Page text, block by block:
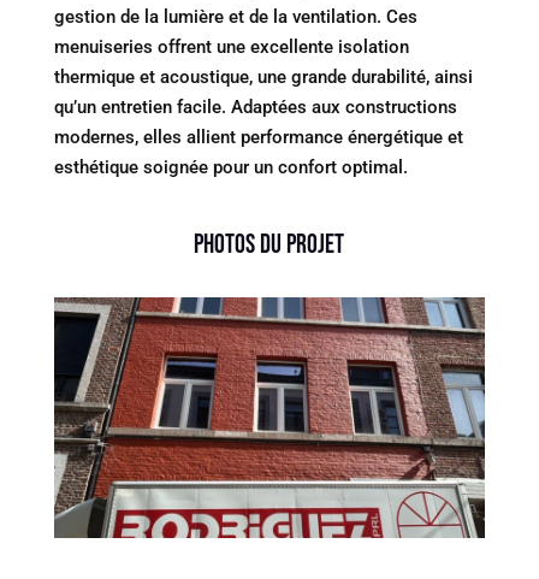
gestion de la lumière et de la ventilation. Ces
menuiseries offrent une excellente isolation
thermique et acoustique, une grande durabilité, ainsi
qu’un entretien facile. Adaptées aux constructions
modernes, elles allient performance énergétique et
esthétique soignée pour un confort optimal.
Photos du projet